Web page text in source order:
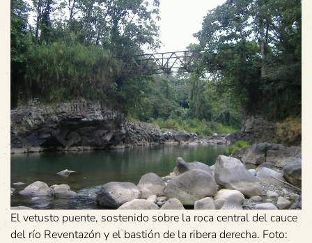
El vetusto puente, sostenido sobre la roca central del cauce
del río Reventazón y el bastión de la ribera derecha. Foto: